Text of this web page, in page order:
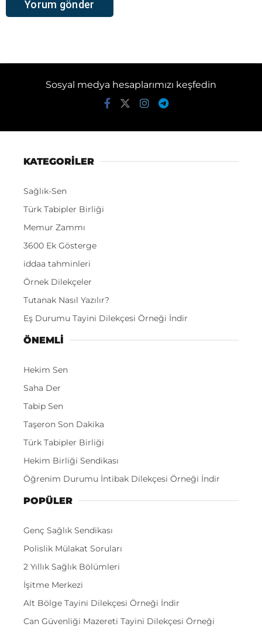
Sosyal medya hesaplarımızı keşfedin
KATEGORİLER
Sağlık-Sen
Türk Tabipler Birliği
Memur Zammı
3600 Ek Gösterge
iddaa tahminleri
Örnek Dilekçeler
Tutanak Nasıl Yazılır?
Eş Durumu Tayini Dilekçesi Örneği İndir
ÖNEMLI
Hekim Sen
Saha Der
Tabip Sen
Taşeron Son Dakika
Türk Tabipler Birliği
Hekim Birliği Sendikası
Öğrenim Durumu İntibak Dilekçesi Örneği İndir
POPÜLER
Genç Sağlık Sendikası
Polislik Mülakat Soruları
2 Yıllık Sağlık Bölümleri
İşitme Merkezi
Alt Bölge Tayini Dilekçesi Örneği İndir
Can Güvenliği Mazereti Tayini Dilekçesi Örneği